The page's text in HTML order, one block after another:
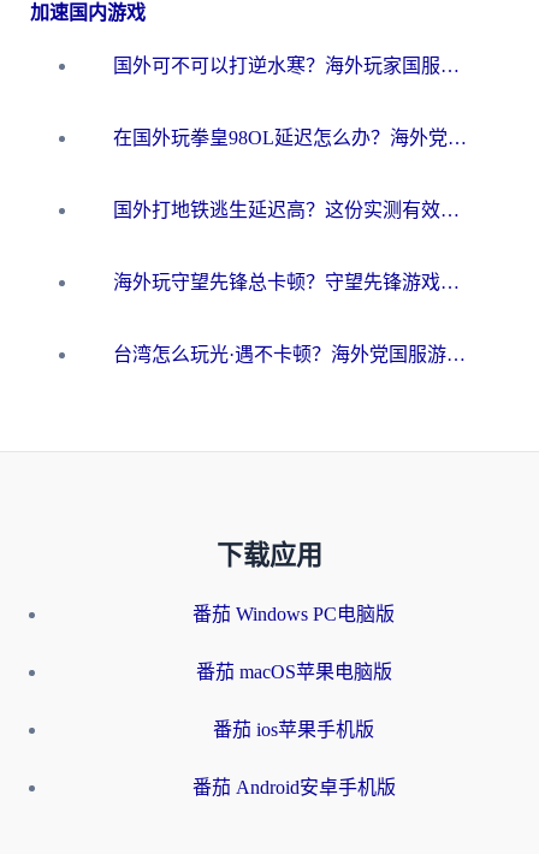
加速国内游戏
国外可不可以打逆水寒？海外玩家国服畅玩终极指南（附漫威荒野乱斗加速方案）
在国外玩拳皇98OL延迟怎么办？海外党亲测有效的低延迟指南
国外打地铁逃生延迟高？这份实测有效的低延迟指南帮你吃鸡
海外玩守望先锋总卡顿？守望先锋游戏加速器在哪里买&避坑指南（附欧洲非洲游戏实测）
台湾怎么玩光·遇不卡顿？海外党国服游戏加速终极攻略（附实测体验）
下载应用
番茄 Windows PC电脑版
番茄 macOS苹果电脑版
番茄 ios苹果手机版
番茄 Android安卓手机版